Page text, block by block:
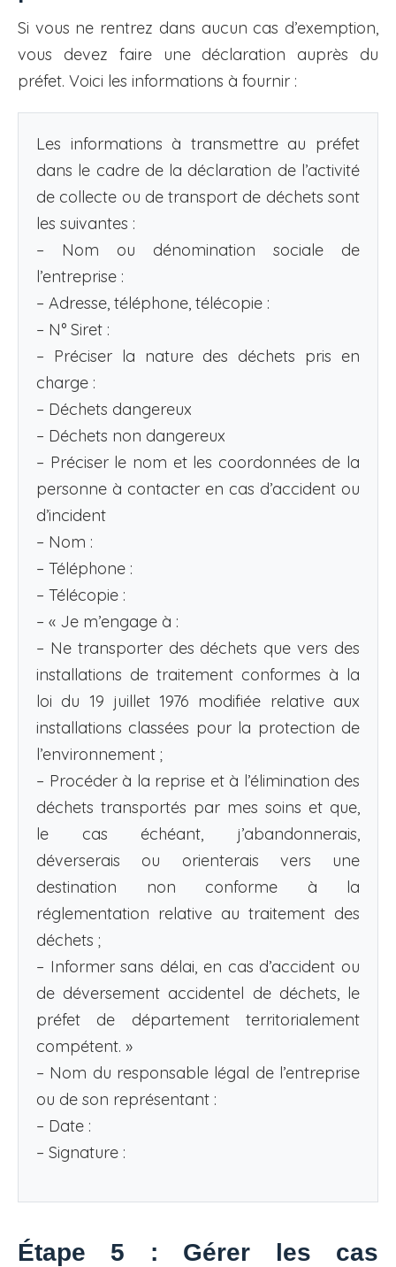
Si vous ne rentrez dans aucun cas d’exemption,
vous devez faire une déclaration auprès du
préfet. Voici les informations à fournir :
Les informations à transmettre au préfet
dans le cadre de la déclaration de l’activité
de collecte ou de transport de déchets sont
les suivantes :
– Nom ou dénomination sociale de
l’entreprise :
– Adresse, téléphone, télécopie :
– N° Siret :
– Préciser la nature des déchets pris en
charge :
– Déchets dangereux
– Déchets non dangereux
– Préciser le nom et les coordonnées de la
personne à contacter en cas d’accident ou
d’incident
– Nom :
– Téléphone :
– Télécopie :
– « Je m’engage à :
– Ne transporter des déchets que vers des
installations de traitement conformes à la
loi du 19 juillet 1976 modifiée relative aux
installations classées pour la protection de
l’environnement ;
– Procéder à la reprise et à l’élimination des
déchets transportés par mes soins et que,
le cas échéant, j’abandonnerais,
déverserais ou orienterais vers une
destination non conforme à la
réglementation relative au traitement des
déchets ;
– Informer sans délai, en cas d’accident ou
de déversement accidentel de déchets, le
préfet de département territorialement
compétent. »
– Nom du responsable légal de l’entreprise
ou de son représentant :
– Date :
– Signature :
Étape 5 : Gérer les cas